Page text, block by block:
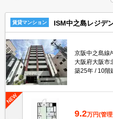
賃貸マンション ISM中之島レジデ
京阪中之島線
大阪府大阪市
築25年
10階
9.2万円(管